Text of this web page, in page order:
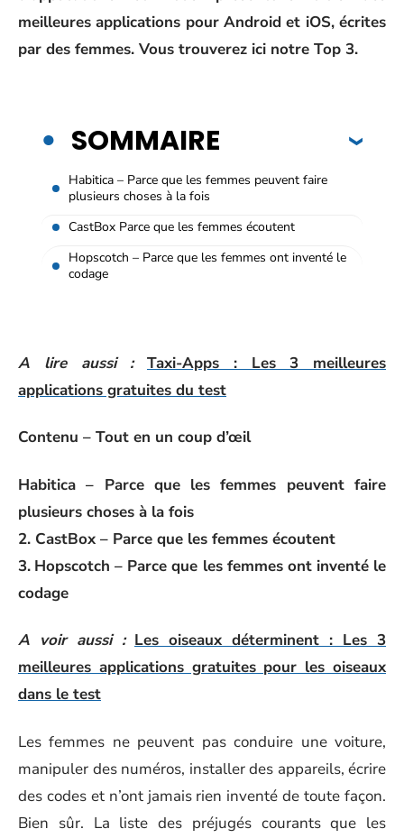
meilleures applications pour Android et iOS, écrites
par des femmes. Vous trouverez ici notre Top 3.
SOMMAIRE
Habitica – Parce que les femmes peuvent faire
plusieurs choses à la fois
CastBox Parce que les femmes écoutent
Hopscotch – Parce que les femmes ont inventé le
codage
A lire aussi :
Taxi-Apps : Les 3 meilleures
applications gratuites du test
Contenu – Tout en un coup d’œil
Habitica – Parce que les femmes peuvent faire
plusieurs choses à la fois
2. CastBox – Parce que les femmes écoutent
3. Hopscotch – Parce que les femmes ont inventé le
codage
A voir aussi : Les oiseaux déterminent : Les 3
meilleures applications gratuites pour les oiseaux
dans le test
Les femmes ne peuvent pas conduire une voiture,
manipuler des numéros, installer des appareils, écrire
des codes et n’ont jamais rien inventé de toute façon.
Bien sûr. La liste des préjugés courants que les